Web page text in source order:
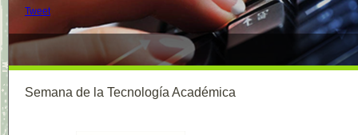
Tweet
Semana de la Tecnología Académica